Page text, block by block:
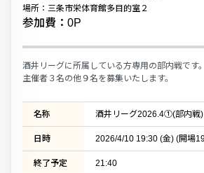
場所：三条市栄体育館多目的室２
参加費：0P
酒井リーグに所属している方専用の部内戦です。
主催者３名の他９名を募集いたします。
名称 酒井リーグ2026.4①(部内戦)
日時 2026/4/10 19:30 (金) (開場
終了予定 21:40